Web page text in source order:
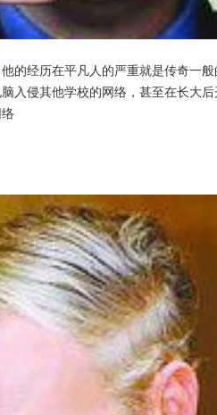
的经历在平凡人的严重就是传奇一
入侵其他学校的网络，甚至在长大